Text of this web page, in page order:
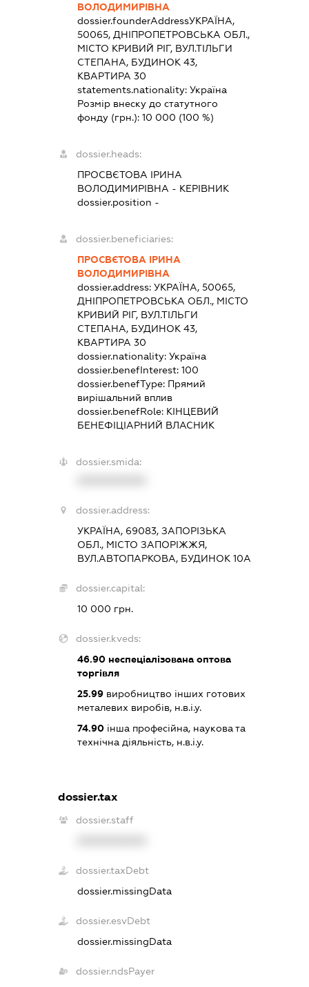
ВОЛОДИМИРІВНА
dossier.founderAddressУКРАЇНА,
50065, ДНІПРОПЕТРОВСЬКА ОБЛ.,
МІСТО КРИВИЙ РІГ, ВУЛ.ТІЛЬГИ
СТЕПАНА, БУДИНОК 43,
КВАРТИРА 30
statements.nationality: Україна
Розмір внеску до статутного
фонду (грн.): 10 000 (100 %)
dossier.heads:
ПРОСВЄТОВА ІРИНА
ВОЛОДИМИРІВНА - КЕРІВНИК
dossier.position -
dossier.beneficiaries:
ПРОСВЄТОВА ІРИНА
ВОЛОДИМИРІВНА
dossier.address: УКРАЇНА, 50065,
ДНІПРОПЕТРОВСЬКА ОБЛ., МІСТО
КРИВИЙ РІГ, ВУЛ.ТІЛЬГИ
СТЕПАНА, БУДИНОК 43,
КВАРТИРА 30
dossier.nationality: Україна
dossier.benefInterest: 100
dossier.benefType: Прямий
вирішальний вплив
dossier.benefRole: КІНЦЕВИЙ
БЕНЕФІЦІАРНИЙ ВЛАСНИК
dossier.smida:
dossier.address:
УКРАЇНА, 69083, ЗАПОРІЗЬКА
ОБЛ., МІСТО ЗАПОРІЖЖЯ,
ВУЛ.АВТОПАРКОВА, БУДИНОК 10А
dossier.capital:
10 000 грн.
dossier.kveds:
46.90неспеціалізована оптова
торгівля
25.99виробництво інших готових
металевих виробів, н.в.і.у.
74.90інша професійна, наукова та
технічна діяльність, н.в.і.у.
dossier.tax
dossier.staff
dossier.taxDebt
dossier.missingData
dossier.esvDebt
dossier.missingData
dossier.ndsPayer